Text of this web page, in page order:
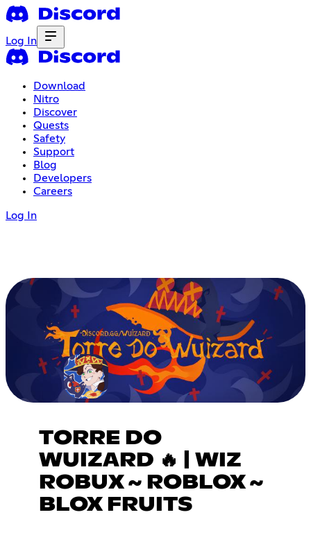
Log In
Download
Nitro
Discover
Quests
Safety
Support
Blog
Developers
Careers
Log In
TORRE DO
WUIZARD 🔥 | WIZ
ROBUX ~ ROBLOX ~
BLOX FRUITS